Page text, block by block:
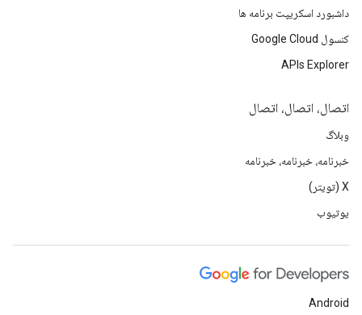
داشبورد اسکریپت برنامه ها
کنسول Google Cloud
APIs Explorer
اتصال، اتصال، اتصال
وبلاگ
خبرنامه، خبرنامه، خبرنامه
X (تویتر)
یوتیوب
Android